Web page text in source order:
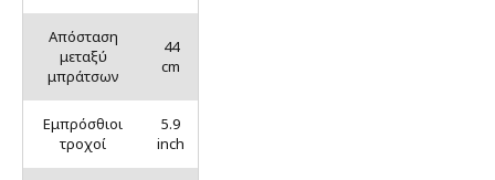
Απόσταση
μεταξύ
μπράτσων
44
cm
Εμπρόσθιοι
τροχοί
5.9
inch